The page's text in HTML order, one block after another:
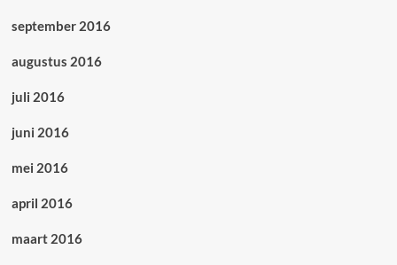
september 2016
augustus 2016
juli 2016
juni 2016
mei 2016
april 2016
maart 2016